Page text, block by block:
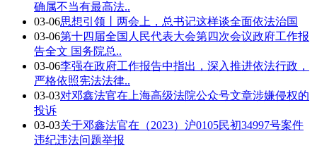
确属不当有最高法..
03-06思想引领丨两会上，总书记这样谈全面依法治国
03-06第十四届全国人民代表大会第四次会议政府工作报
告全文 国务院总..
03-06李强在政府工作报告中指出，深入推进依法行政，
严格依照宪法法律..
03-03对邓鑫法官在上海高级法院公众号文章涉嫌侵权的
投诉
03-03关于邓鑫法官在（2023）沪0105民初34997号案件
违纪违法问题举报